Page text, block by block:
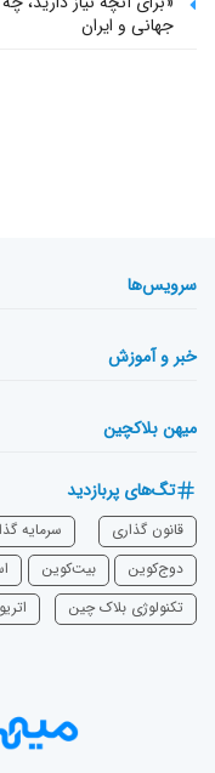
جهانی و ایران
سرویس‌ها
خبر و آموزش
میهن بلاکچین
تگ‌های پربازدید
قانون گذاری سرمایه‌
دوج‌کوین
بیت‌کوین
تکنولوژی بلاک چین